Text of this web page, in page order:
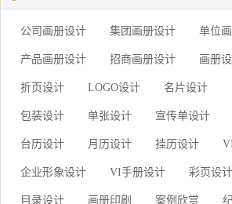
公司画册设计 集团画册设计 单位
产品画册设计 招商画册设计 画册
折页设计 LOGO设计 名片设计
包装设计 单张设计 宣传单设计
台历设计 月历设计 挂历设计
企业形象设计 VI手册设计 彩页设计
目录设计 画册印刷 案例欣赏